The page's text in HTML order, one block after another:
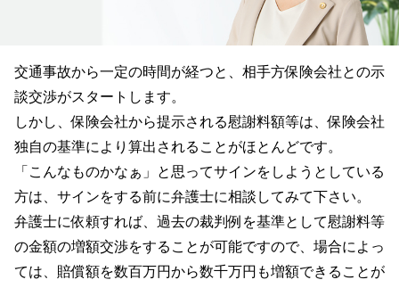
交通事故から一定の時間が経つと、相手方保険会社との示
談交渉がスタートします。
しかし、保険会社から提示される慰謝料額等は、保険会社
独自の基準により算出されることがほとんどです。
「こんなものかなぁ」と思ってサインをしようとしている
方は、サインをする前に弁護士に相談してみて下さい。
弁護士に依頼すれば、過去の裁判例を基準として慰謝料等
の金額の増額交渉をすることが可能ですので、 場合によっ
ては、賠償額を数百万円から数千万円も増額できることが